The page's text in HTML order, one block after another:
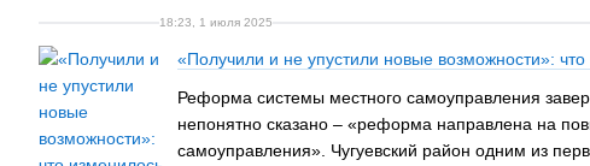
18:23, 1 июля 2025
«Получили и не упустили новые возможности»:
Реформа системы местного самоуправления
непонятно сказано – «реформа направлена на
самоуправления». Чугуевский район одним из